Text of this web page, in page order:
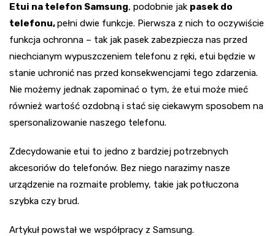
Etui na telefon Samsung, podobnie jak pasek do
telefonu,pełni dwie funkcje. Pierwsza z nich to oczywiście
funkcja ochronna – tak jak pasek zabezpiecza nas przed
niechcianym wypuszczeniem telefonu z ręki, etui będzie w
stanie uchronić nas przed konsekwencjami tego zdarzenia.
Nie możemy jednak zapominać o tym, że etui może mieć
również wartość ozdobną i stać się ciekawym sposobem na
spersonalizowanie naszego telefonu.
Zdecydowanie etui to jedno z bardziej potrzebnych
akcesoriów do telefonów. Bez niego narazimy nasze
urządzenie na rozmaite problemy, takie jak potłuczona
szybka czy brud.
Artykuł powstał we współpracy z Samsung.